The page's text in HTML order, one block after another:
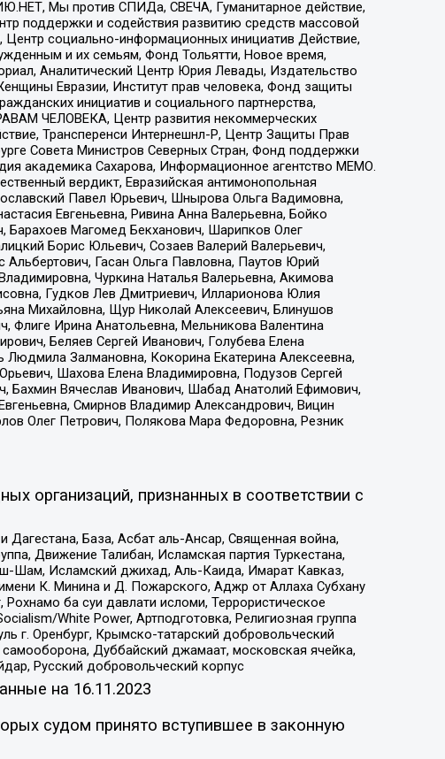
Мы против СПИДа, СВЕЧА, Гуманитарное действие,
поддержки и содействия развитию средств массовой
социально-информационных инициатив Действие,
и их семьям, Фонд Тольятти, Новое время,
Аналитический Центр Юрия Левады, Издательство
Евразии, Институт прав человека, Фонд защиты
инициатив и социального партнерства,
ЧЕЛОВЕКА, Центр развития некоммерческих
Трансперенси Интернешнл-Р, Центр Защиты Прав
Совета Министров Северных Стран, Фонд поддержки
академика Сахарова, Информационное агентство МЕМО.
вердикт, Евразийская антимонопольная
Павел Юрьевич, Шнырова Ольга Вадимовна,
Евгеньевна, Ривина Анна Валерьевна, Бойко
Барахоев Магомед Бекханович, Шарипков Олег
Борис Юльевич, Созаев Валерий Валерьевич,
Гасан Ольга Павловна, Паутов Юрий
Чуркина Наталья Валерьевна, Акимова
Гудков Лев Дмитриевич, Илларионова Юлия
Михайловна, Щур Николай Алексеевич, Блинушов
Флиге Ирина Анатольевна, Мельникова Валентина
Беляев Сергей Иванович, Голубева Елена
Людмила Залмановна, Кокорина Екатерина Алексеевна,
Шахова Елена Владимировна, Подузов Сергей
Бахмин Вячеслав Иванович, Шабад Анатолий Ефимович,
Смирнов Владимир Александрович, Вицин
Олег Петрович, Полякова Мара Федоровна, Резник
организаций, признанных в соответствии с
База, Асбат аль-Ансар, Священная война,
Движение Талибан, Исламская партия Туркестана,
Шам, Исламский джихад, Аль-Каида, Имарат Кавказ,
К. Минина и Д. Пожарского, Аджр от Аллаха Субхану
ба суи давлати исломи, Террористическое
White Power, Артподготовка, Религиозная группа
г. Оренбург, Крымско-татарский добровольческий
Дуббайский джамаат, московская ячейка,
Русский добровольческий корпус
на 16.11.2023
судом принято вступившее в законную